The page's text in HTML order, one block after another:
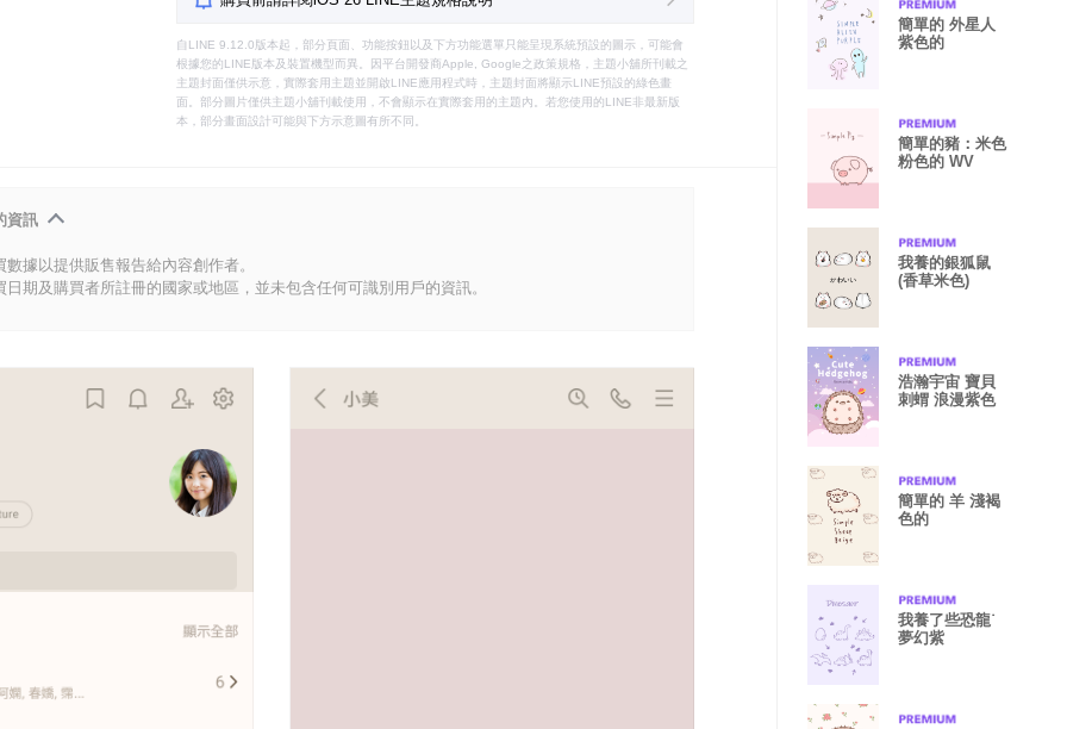
自LINE 9.12.0版本起，部分頁面、功能按鈕以及下方功能選單只能呈現系統預設的圖示，可能會
根據您的LINE版本及裝置機型而異。因平台開發商Apple, Google之政策規格，主題小舖所刊載之
主題封面僅供示意，實際套用主題並開啟LINE應用程式時，主題封面將顯示LINE預設的綠色畫
面。部分圖片僅供主題小舖刊載使用，不會顯示在實際套用的主題內。若您使用的LINE非最新版
本，部分畫面設計可能與下方示意圖有所不同。
資訊
據以提供販售報告給內容創作者。
期及購買者所註冊的國家或地區，並未包含任何可識別用戶的資訊。
簡單的 外星人
紫色的
簡單的豬：米色
粉色的 WV
我養的銀狐鼠
(香草米色)
浩瀚宇宙 寶貝
刺蝟 浪漫紫色
簡單的 羊 淺褐
色的
我養了些恐龍˙
夢幻紫